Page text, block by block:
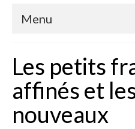
Menu
Les petits
affinés et
nouveaux